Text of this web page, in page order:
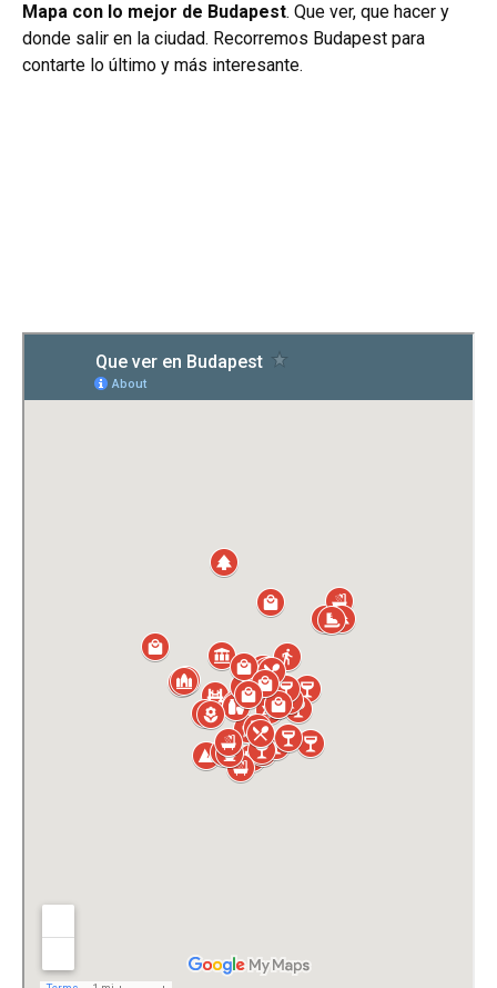
Mapa con lo mejor de Budapest. Que ver, que hacer y
donde salir en la ciudad. Recorremos Budapest para
contarte lo último y más interesante.